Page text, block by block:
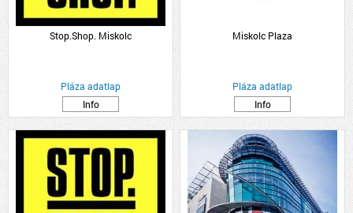
Stop.Shop. Miskolc
Pláza adatlap
Info
Miskolc Plaza
Pláza adatlap
Info